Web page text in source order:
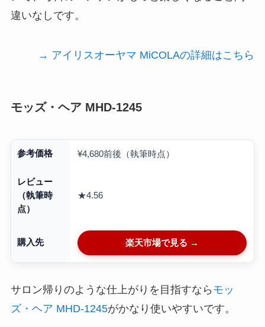
違いなしです。
→ アイリスオーヤマ MiCOLAの詳細はこちら
モッズ・ヘア MHD-1245
参考価格 ¥4,680前後（執筆時点）
レビュー
（執筆時
点）
★4.56
購入先 楽天市場で見る →
サロン帰りのような仕上がりを目指すなら モッ
ズ・ヘア MHD-1245がかなり使いやすいです。